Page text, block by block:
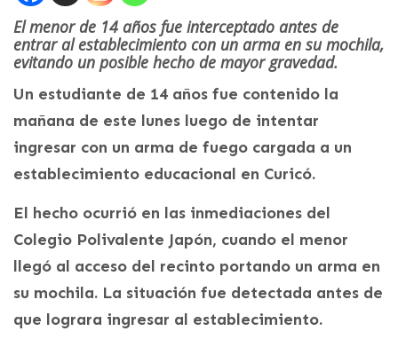
El menor de 14 años fue interceptado antes de
entrar al establecimiento con un arma en su mochila,
evitando un posible hecho de mayor gravedad.
Un estudiante de 14 años fue contenido la
mañana de este lunes luego de intentar
ingresar con un arma de fuego cargada a un
establecimiento educacional en Curicó.
El hecho ocurrió en las inmediaciones del
Colegio Polivalente Japón, cuando el menor
llegó al acceso del recinto portando un arma en
su mochila. La situación fue detectada antes de
que lograra ingresar al establecimiento.